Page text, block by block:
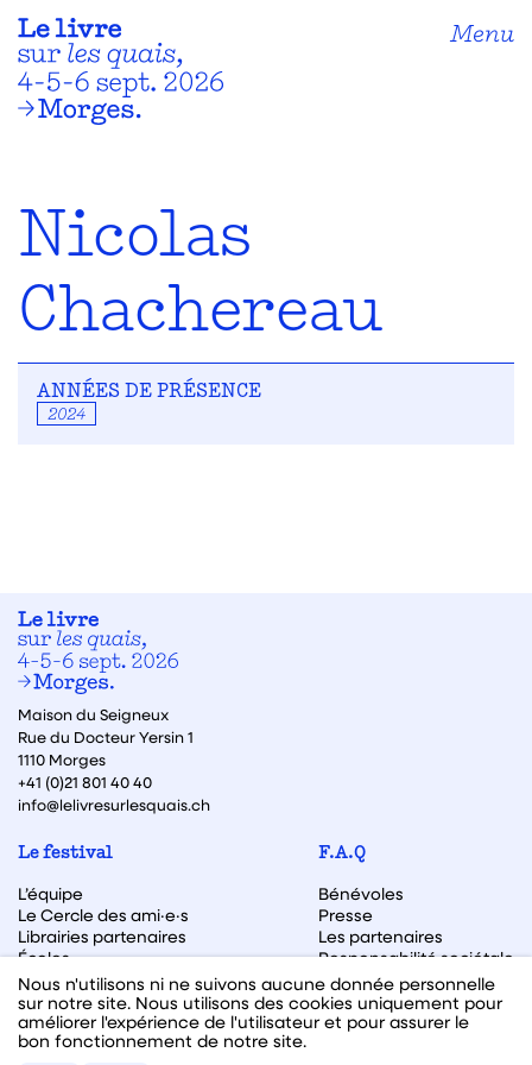
Menu
Nicolas
Chachereau
ANNÉES DE PRÉSENCE
2024
Maison du Seigneux
Rue du Docteur Yersin 1
1110 Morges
+41 (0)21 801 40 40
info@lelivresurlesquais.ch
Le festival
L’équipe
Le Cercle des ami·e·s
Librairies partenaires
Écoles
F.A.Q
Bénévoles
Presse
Les partenaires
Responsabilité sociétale
Archive des éditions
Archive des autrices et auteurs
Nous n'utilisons ni ne suivons aucune donnée personnelle
sur notre site. Nous utilisons des cookies uniquement pour
améliorer l'expérience de l'utilisateur et pour assurer le
bon fonctionnement de notre site.